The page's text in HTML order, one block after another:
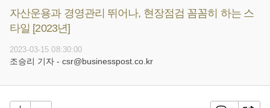
자산운용과 경영관리 뛰어나, 현장점검 꼼꼼히 하는 스
타일 [2023년]
2023-03-15 08:30:00
조승리 기자 - csr@businesspost.co.kr